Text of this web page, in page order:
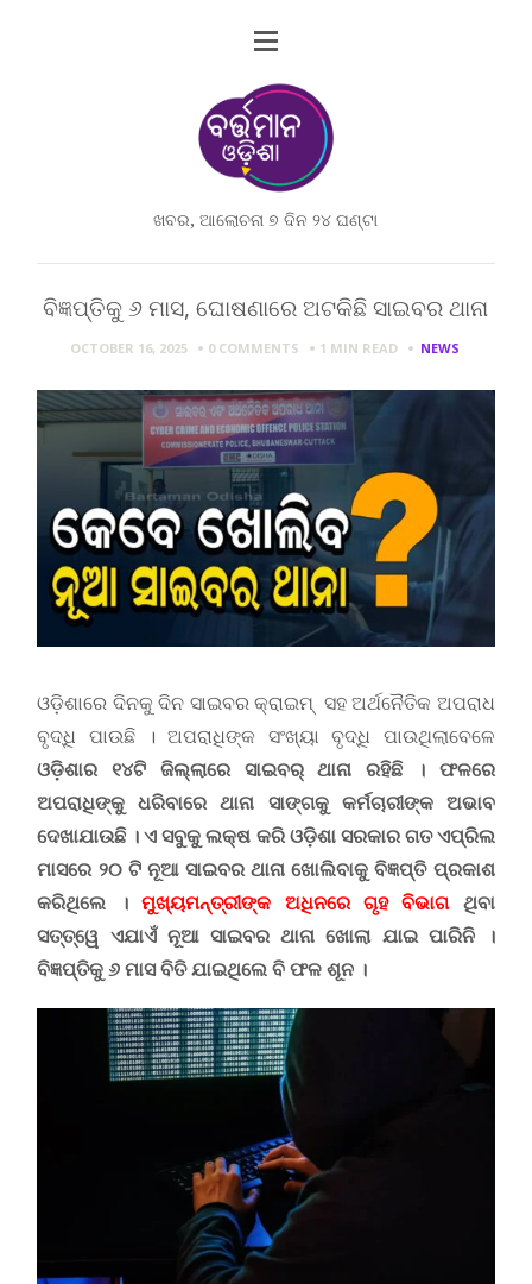
ଖବର, ଆଲୋଚନା ୭ ଦିନ ୨୪ ଘଣ୍ଟା
ବିଜ୍ଞପ୍ତିକୁ ୬ ମାସ, ଘୋଷଣାରେ ଅଟକିଛି ସାଇବର ଥାନା
OCTOBER 16, 2025 0 COMMENTS 1 MIN READ NEWS
ଓଡ଼ିଶାରେ ଦିନକୁ ଦିନ ସାଇବର କ୍ରାଇମ୍ ସହ ଅର୍ଥନୈତିକ ଅପରାଧ
ବୃଦ୍ଧି ପାଉଛି । ଅପରାଧିଙ୍କ ସଂଖ୍ୟା ବୃଦ୍ଧି ପାଉଥିଲାବେଳେ
ଓଡ଼ିଶାର ୧୪ଟି ଜିଲ୍ଲାରେ ସାଇବର୍ ଥାନା ରହିଛି । ଫଳରେ
ଅପରାଧିଙ୍କୁ ଧରିବାରେ ଥାନା ସାଙ୍ଗକୁ କର୍ମଚାରୀଙ୍କ ଅଭାବ
ଦେଖାଯାଉଛି । ଏ ସବୁକୁ ଲକ୍ଷ କରି ଓଡ଼ିଶା ସରକାର ଗତ ଏପ୍ରିଲ
ମାସରେ ୨୦ ଟି ନୂଆ ସାଇବର ଥାନା ଖୋଲିବାକୁ ବିଜ୍ଞପ୍ତି ପ୍ରକାଶ
କରିଥିଲେ ।ମୁଖ୍ୟମନ୍ତ୍ରୀଙ୍କ ଅଧିନରେ ଗୃହ ବିଭାଗଥିବା
ସତ୍ତ୍ୱେ ଏଯାଏଁ ନୂଆ ସାଇବର ଥାନା ଖୋଲା ଯାଇ ପାରିନି ।
ବିଜ୍ଞପ୍ତିକୁ ୬ ମାସ ବିତି ଯାଇଥିଲେ ବି ଫଳ ଶୂନ ।